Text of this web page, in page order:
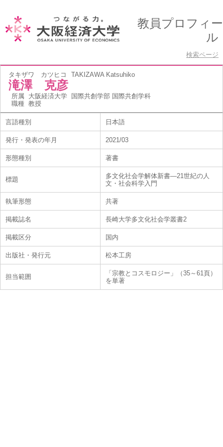
教員プロフィー
ル
検索ページ
タキザワ カツヒコ TAKIZAWA Katsuhiko
滝澤 克彦
所属 大阪経済大学 国際共創学部 国際共創学科
職種 教授
言語種別 日本語
発行・発表の年月 2021/03
形態種別 著書
標題
多文化社会学解体新書―21世紀の人
文・社会科学入門
執筆形態 共著
掲載誌名 長崎大学多文化社会学叢書2
掲載区分 国内
出版社・発行元 松本工房
担当範囲
「宗教とコスモロジー」（35～61頁）
を単著